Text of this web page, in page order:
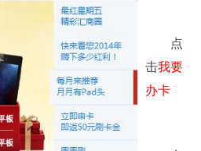
点
击我要
办卡